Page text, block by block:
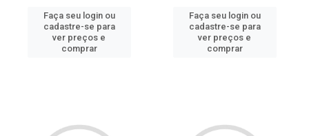
Faça seu login ou
cadastre-se para
ver preços e
comprar
Faça seu login ou
cadastre-se para
ver preços e
comprar